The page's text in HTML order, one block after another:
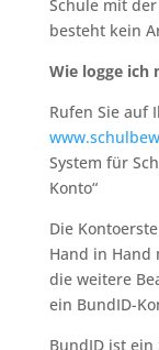
Schule mit
besteht kein
Wie logge ich
Rufen Sie auf
System für
Konto“
Die
Hand in Hand
die weitere
ein BundID-
BundID ist